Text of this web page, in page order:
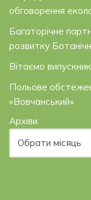
обговорення
Багаторічне
розвитку
Вітаємо
Польове
«Вовчанський»
Архіви